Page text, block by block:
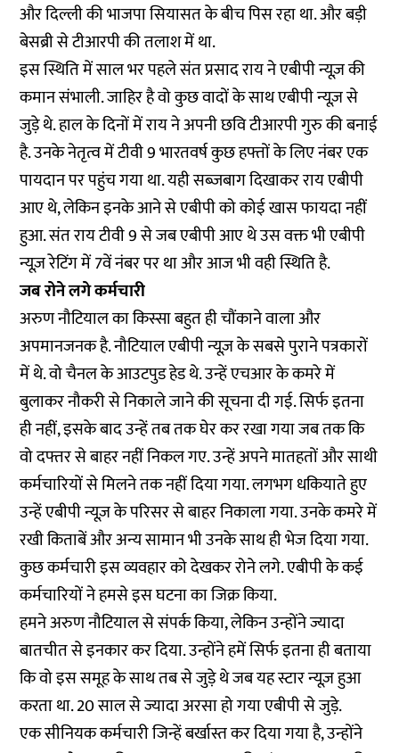
और दिल्ली की भाजपा सियासत के बीच पिस रहा था. और बड़ी
बेसब्री से टीआरपी की तलाश में था.
इस स्थिति में साल भर पहले संत प्रसाद राय ने एबीपी न्यूज़ की
कमान संभाली. जाहिर है वो कुछ वादों के साथ एबीपी न्यूज़ से
जुड़े थे. हाल के दिनों में राय ने अपनी छवि टीआरपी गुरु की बनाई
है. उनके नेतृत्व में टीवी 9 भारतवर्ष कुछ हफ्तों के लिए नंबर एक
पायदान पर पहुंच गया था. यही सब्जबाग दिखाकर राय एबीपी
आए थे, लेकिन इनके आने से एबीपी को कोई खास फायदा नहीं
हुआ. संत राय टीवी 9 से जब एबीपी आए थे उस वक्त भी एबीपी
न्यूज़ रेटिंग में 7वें नंबर पर था और आज भी वही स्थिति है.
जब रोने लगे कर्मचारी
अरुण नौटियाल का किस्सा बहुत ही चौंकाने वाला और
अपमानजनक है. नौटियाल एबीपी न्यूज़ के सबसे पुराने पत्रकारों
में थे. वो चैनल के आउटपुड हेड थे. उन्हें एचआर के कमरे में
बुलाकर नौकरी से निकाले जाने की सूचना दी गई. सिर्फ इतना
ही नहीं, इसके बाद उन्हें तब तक घेर कर रखा गया जब तक कि
वो दफ्तर से बाहर नहीं निकल गए. उन्हें अपने मातहतों और साथी
कर्मचारियों से मिलने तक नहीं दिया गया. लगभग धकियाते हुए
उन्हें एबीपी न्यूज़ के परिसर से बाहर निकाला गया. उनके कमरे में
रखी किताबें और अन्य सामान भी उनके साथ ही भेज दिया गया.
कुछ कर्मचारी इस व्यवहार को देखकर रोने लगे. एबीपी के कई
कर्मचारियों ने हमसे इस घटना का जिक्र किया.
हमने अरुण नौटियाल से संपर्क किया, लेकिन उन्होंने ज्यादा
बातचीत से इनकार कर दिया. उन्होंने हमें सिर्फ इतना ही बताया
कि वो इस समूह के साथ तब से जुड़े थे जब यह स्टार न्यूज़ हुआ
करता था. 20 साल से ज्यादा अरसा हो गया एबीपी से जुड़े.
एक सीनियक कर्मचारी जिन्हें बर्खास्त कर दिया गया है, उन्होंने